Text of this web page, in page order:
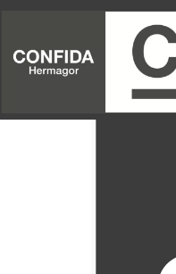
Kurzarbeit